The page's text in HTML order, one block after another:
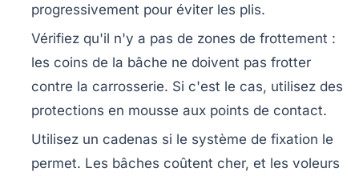
progressivement pour éviter les plis.
Vérifiez qu'il n'y a pas de zones de frottement :
les coins de la bâche ne doivent pas frotter
contre la carrosserie. Si c'est le cas, utilisez des
protections en mousse aux points de contact.
Utilisez un cadenas si le système de fixation le
permet. Les bâches coûtent cher, et les voleurs